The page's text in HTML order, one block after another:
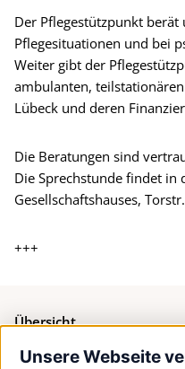
Unsere Webseite
Der Pflegestützpunkt
Pflegesituationen und bei
Weiter gibt der
ambulanten,
Lübeck und deren
Die Beratungen sind
Die Sprechstunde findet in
Gesellschaftshauses,
+++
Übersicht
Bürgerservice